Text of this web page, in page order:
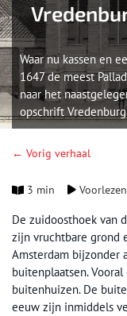
Waar nu kassen en
1647 de meest
naar het
opschrift
← Vorig verhaal
3 min Voorlezen
De zuidoosthoek van
zijn vruchtbare grond
Amsterdam bijzonder
buitenplaatsen. Vooral
buitenhuizen. De
eeuw zijn inmiddels